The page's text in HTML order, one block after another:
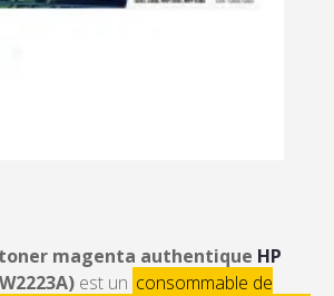
magenta authentique HP
est un consommable de